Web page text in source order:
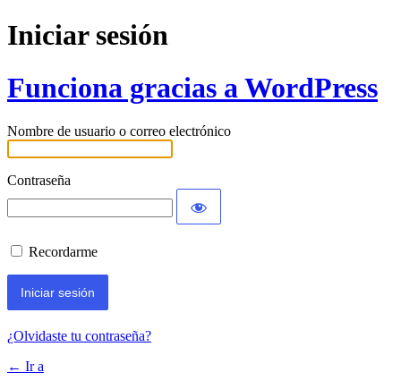
Iniciar sesión
Funciona gracias a WordPress
Nombre de usuario o correo electrónico
Contraseña
Recordarme
¿Olvidaste tu contraseña?
← Ir a